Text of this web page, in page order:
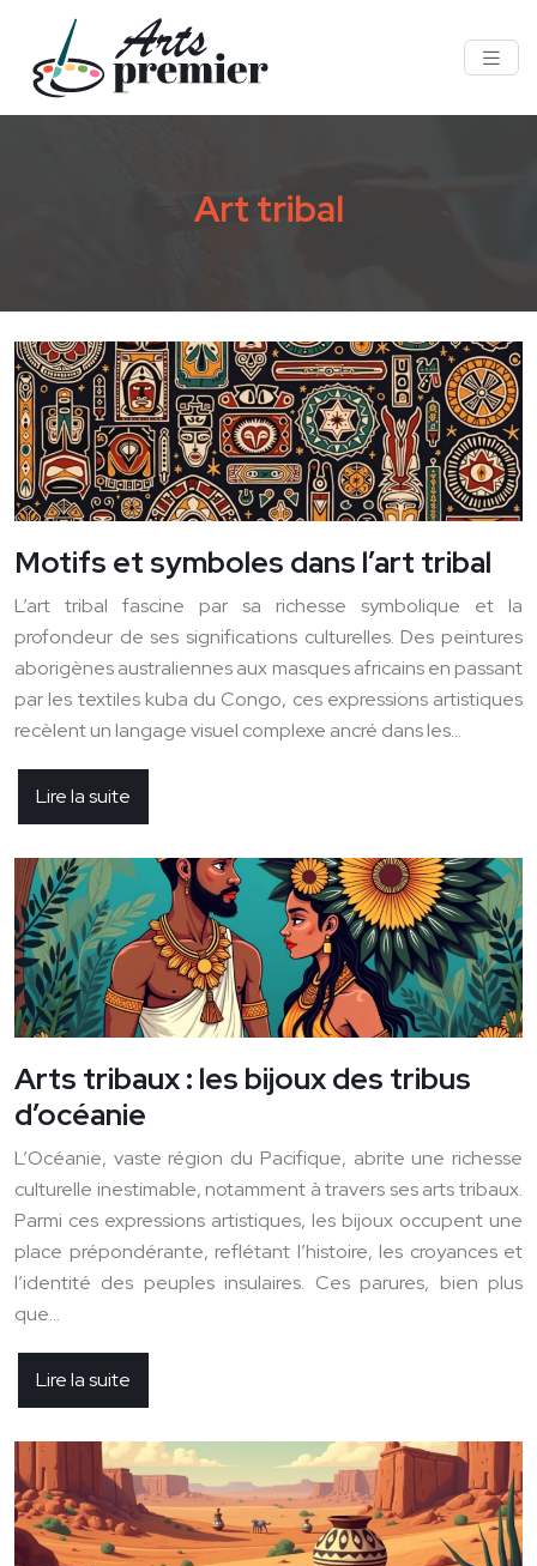
Art tribal
Motifs et symboles dans l’art tribal
L’art tribal fascine par sa richesse symbolique et la
profondeur de ses significations culturelles. Des peintures
aborigènes australiennes aux masques africains en passant
par les textiles kuba du Congo, ces expressions artistiques
recèlent un langage visuel complexe ancré dans les…
Lire la suite
Arts tribaux : les bijoux des tribus
d’océanie
L’Océanie, vaste région du Pacifique, abrite une richesse
culturelle inestimable, notamment à travers ses arts tribaux.
Parmi ces expressions artistiques, les bijoux occupent une
place prépondérante, reflétant l’histoire, les croyances et
l’identité des peuples insulaires. Ces parures, bien plus
que…
Lire la suite